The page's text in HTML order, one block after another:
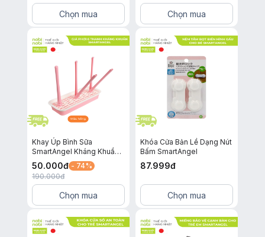
Chọn mua Chọn mua
Khay Úp Bình Sữa
SmartAngel Kháng Khuẩn
và An Toàn Cho Bé Màu
Hồng
50.000đ - 74%
190.000đ
Chọn mua
Khóa Cửa Bản Lề Dạng Nút
Bấm SmartAngel
87.999đ
Chọn mua